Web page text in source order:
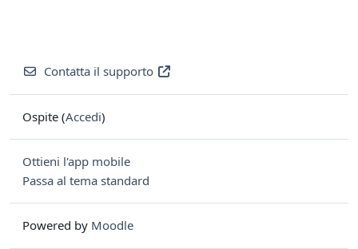
Contatta il supporto
Ospite (Accedi)
Ottieni l'app mobile
Passa al tema standard
Powered by Moodle